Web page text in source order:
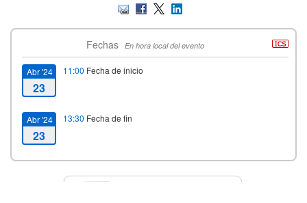
Fechas En hora local del evento
Abr '24
23
11:00 Fecha de inicio
Abr '24
23
13:30 Fecha de fin